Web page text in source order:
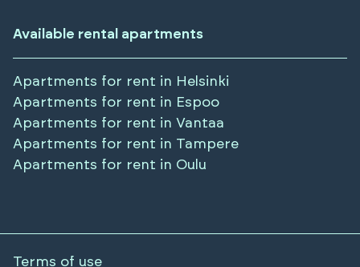
Available rental apartments
Apartments for rent in Helsinki
Apartments for rent in Espoo
Apartments for rent in Vantaa
Apartments for rent in Tampere
Apartments for rent in Oulu
Terms of use